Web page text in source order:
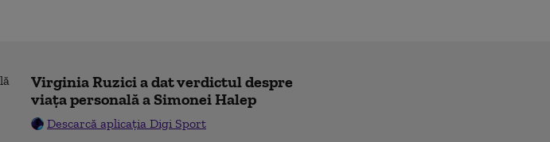
Virginia Ruzici a dat verdictul despre
viața personală a Simonei Halep
Descarcă aplicația Digi Sport